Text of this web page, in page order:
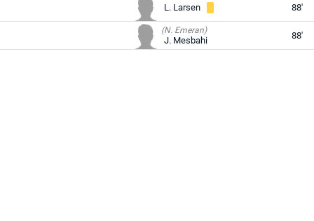
L. Larsen 88'
(N. Emeran)
J. Mesbahi 88'